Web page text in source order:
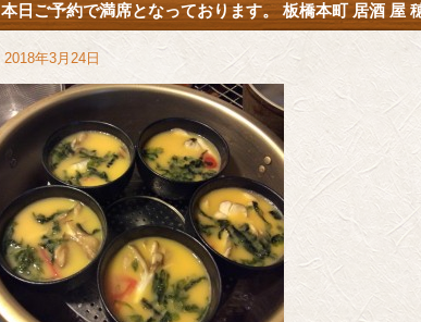
本日ご予約で満席となっております。 板橋本町 居酒 屋
2018年3月24日